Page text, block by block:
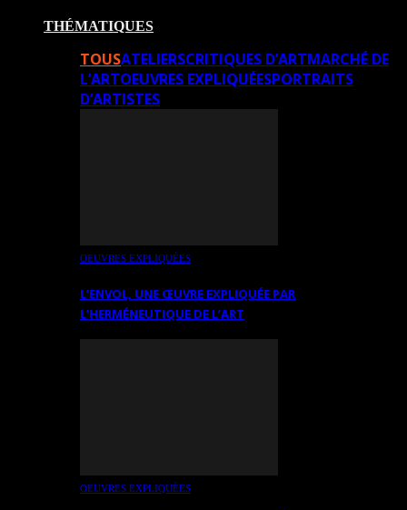
THÉMATIQUES
TOUSATELIERSCRITIQUES D’ARTMARCHÉ DE
L’ARTOEUVRES EXPLIQUÉESPORTRAITS
D’ARTISTES
OEUVRES EXPLIQUÉES
L’ENVOL, UNE ŒUVRE EXPLIQUÉE PAR
L’HERMÉNEUTIQUE DE L’ART
OEUVRES EXPLIQUÉES